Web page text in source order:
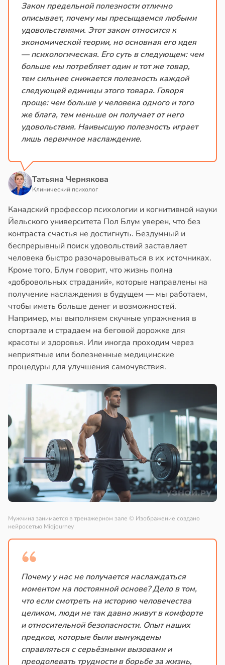
Закон предельной полезности отлично
описывает, почему мы пресыщаемся любыми
удовольствиями. Этот закон относится к
экономической теории, но основная его идея
— психологическая. Его суть в следующем: чем
больше мы потребляет один и тот же товар,
тем сильнее снижается полезность каждой
следующей единицы этого товара. Говоря
проще: чем больше у человека одного и того
же блага, тем меньше он получает от него
удовольствия. Наивысшую полезность играет
лишь первичное наслаждение.
Татьяна Чернякова
Клинический психолог
Канадский профессор психологии и когнитивной науки
Йельского университета Пол Блум уверен, что без
контраста счастья не достигнуть. Бездумный и
беспрерывный поиск удовольствий заставляет
человека быстро разочаровываться в их источниках.
Кроме того, Блум говорит, что жизнь полна
«добровольных страданий», которые направлены на
получение наслаждения в будущем — мы работаем,
чтобы иметь больше денег и возможностей.
Например, мы выполняем скучные упражнения в
спортзале и страдаем на беговой дорожке для
красоты и здоровья. Или иногда проходим через
неприятные или болезненные медицинские
процедуры для улучшения самочувствия.
Мужчина занимается в тренажерном зале © Изображение создано
нейросетью Midjourney
Почему у нас не получается наслаждаться
моментом на постоянной основе? Дело в том,
что если смотреть на историю человечества
целиком, люди не так давно живут в комфорте
и относительной безопасности. Опыт наших
предков, которые были вынуждены
справляться с серьёзными вызовами и
преодолевать трудности в борьбе за жизнь,